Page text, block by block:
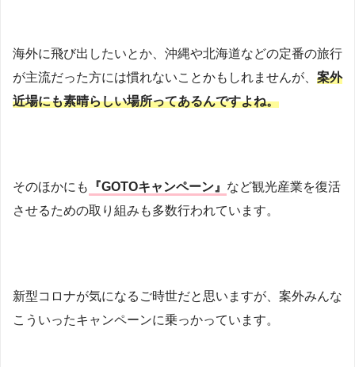
海外に飛び出したいとか、沖縄や北海道などの定番の旅行
が主流だった方には慣れないことかもしれませんが、 案外
近場にも素晴らしい場所ってあるんですよね。
そのほかにも 『GOTOキャンペーン』 など観光産業を復活
させるための取り組みも多数行われています。
新型コロナが気になるご時世だと思いますが、案外みんな
こういったキャンペーンに乗っかっています。